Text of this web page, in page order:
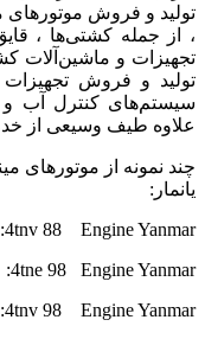
تولید و فروش موتورهای
، از جمله کشتی‌ها ،
تجهیزات و ماشین‌آلات
تولید و فروش
سیستم‌های کنترل آب و
علاوه طیف وسیعی از
چند نمونه از موتورهای
یانمار:
4tnv 88 Engine Yanmar:
4tne 98 Engine Yanmar:
4tnv 98 Engine Yanmar: